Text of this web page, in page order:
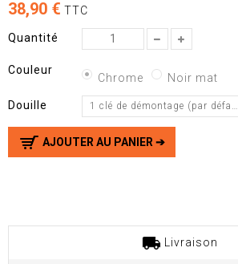
38,90 € TTC
Quantité
Couleur
Chrome Noir mat
Douille 1 clé de démontage (par
AJOUTER AU PANIER ➔
Livraison